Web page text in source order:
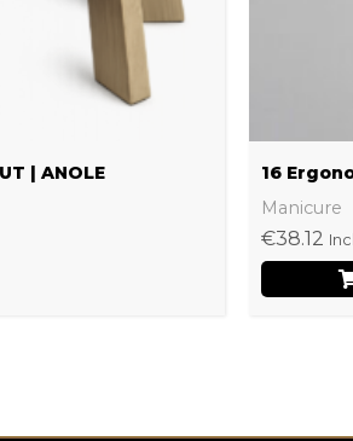
| ANOLE
16
Manicure
€38.12